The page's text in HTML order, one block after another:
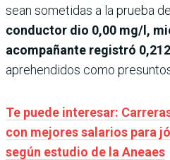
sean sometidas a la prueba
conductor dio 0,00 mg/l,
acompañante registró
aprehendidos como
Te puede interesar:
con mejores salarios para
según estudio de la Aneaes